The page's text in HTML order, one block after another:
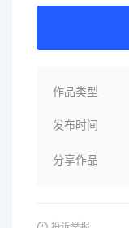
作品类型
发布时间
分享作品